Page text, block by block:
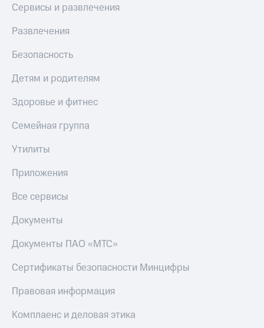
Сервисы и развлечения
Развлечения
Безопасность
Детям и родителям
Здоровье и фитнес
Семейная группа
Утилиты
Приложения
Все сервисы
Документы
Документы ПАО «МТС»
Сертификаты безопасности Минцифры
Правовая информация
Комплаенс и деловая этика